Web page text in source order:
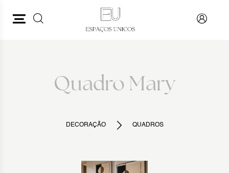
Quadro Mary
DECORAÇÃO QUADROS
PESQUISAR